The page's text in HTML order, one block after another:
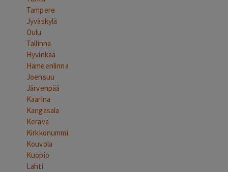
Tampere
Jyväskylä
Oulu
Tallinna
Hyvinkää
Hämeenlinna
Joensuu
Järvenpää
Kaarina
Kangasala
Kerava
Kirkkonummi
Kouvola
Kuopio
Lahti